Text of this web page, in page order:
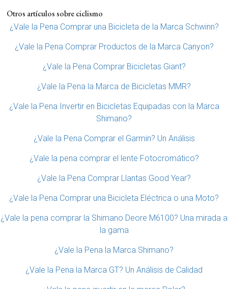
Otros artículos sobre ciclismo
¿Vale la Pena Comprar una Bicicleta de la Marca Schwinn?
¿Vale la Pena Comprar Productos de la Marca Canyon?
¿Vale la Pena Comprar Bicicletas Giant?
¿Vale la Pena la Marca de Bicicletas MMR?
¿Vale la Pena Invertir en Bicicletas Equipadas con la Marca
Shimano?
¿Vale la Pena Comprar el Garmin? Un Análisis
¿Vale la pena comprar el lente Fotocromático?
¿Vale la Pena Comprar Llantas Good Year?
¿Vale la Pena Comprar una Bicicleta Eléctrica o una Moto?
¿Vale la pena comprar la Shimano Deore M6100? Una mirada a
la gama
¿Vale la Pena la Marca Shimano?
¿Vale la Pena la Marca GT? Un Análisis de Calidad